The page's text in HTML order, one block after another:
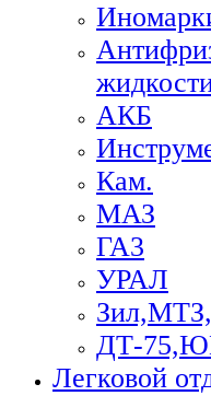
АКБ
Кам.
МАЗ
ГА3
УРАЛ
ДТ-
Легковой